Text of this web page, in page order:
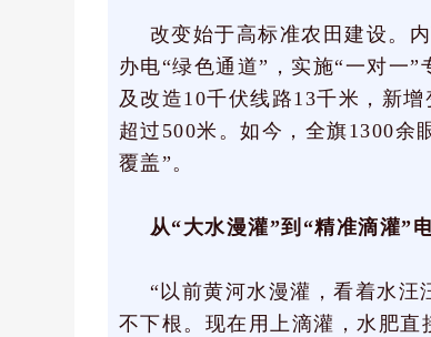
改变始于高标准农田建设。
办电“绿色通道”，实施“一对一
及改造10千伏线路13千米，新
超过500米。如今，全旗1300余
覆盖”。
从“大水漫灌”到“精准滴灌”
“以前黄河水漫灌，看着水汪
不下根。现在用上滴灌，水肥